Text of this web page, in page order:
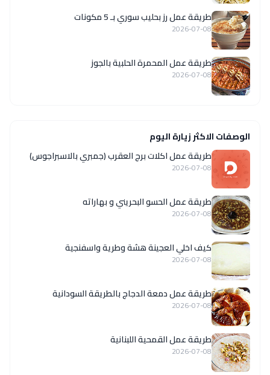
طريقة عمل رز بحليب سوري بـ 5 مكونات
2026-07-08
طريقة عمل المحمرة الحلبية بالجوز
2026-07-08
الوصفات الاكثر زيارة اليوم
طريقة عمل اكلات برج العقرب (جمبري بالاسبراجوس)
2026-07-08
طريقة عمل الحسو البحريني و بهاراته
2026-07-08
كيف اخلي العجينة هشة وطرية واسفنجية
2026-07-08
طريقة عمل دمعة الدجاج بالطريقة السودانية
2026-07-08
طريقة عمل القمحية اللبنانية
2026-07-08